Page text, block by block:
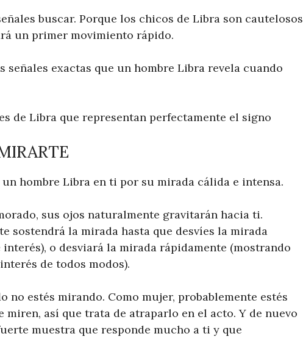
buscar. Porque los chicos de Libra son cautelosos
un primer movimiento rápido.
señales exactas que un hombre Libra revela cuando
de Libra que representan perfectamente el signo
hombre Libra en ti por su mirada cálida e intensa.
sus ojos naturalmente gravitarán hacia ti.
sostendrá la mirada hasta que desvíes la mirada
o desviará la mirada rápidamente (mostrando
de todos modos).
no estés mirando. Como mujer, probablemente estés
miren, así que trata de atraparlo en el acto. Y de nuevo
muestra que responde mucho a ti y que